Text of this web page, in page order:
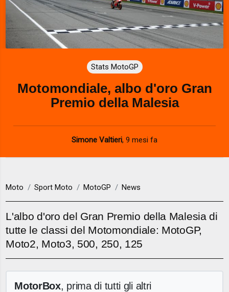
Stats MotoGP
Motomondiale, albo d'oro Gran
Premio della Malesia
Simone Valtieri, 9 mesi fa
Moto Sport Moto MotoGP News
L'albo d'oro del Gran Premio della Malesia di
tutte le classi del Motomondiale: MotoGP,
Moto2, Moto3, 500, 250, 125
MotorBox, prima di tutti gli altri